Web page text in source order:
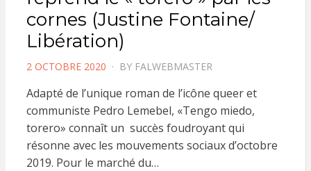
cornes (Justine Fontaine/
Libération)
POSTED
2 OCTOBRE 2020 BY FALWEBMASTER
Adapté de l’unique roman de l’icône queer et
communiste Pedro Lemebel, «Tengo miedo,
torero» connaît un succès foudroyant qui
résonne avec les mouvements sociaux d’octobre
2019. Pour le marché du…